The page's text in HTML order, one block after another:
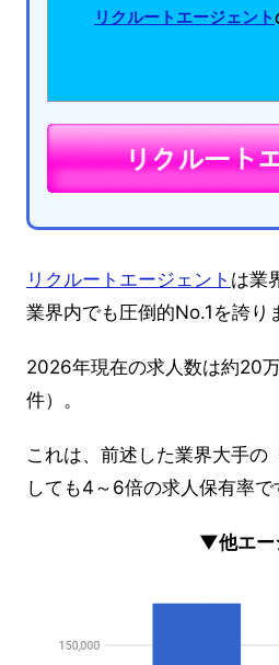
リクルートエージェント
リクルートエージェント は業
業界内でも圧倒的No.1を誇り
2026年現在の求人数は約20
件）。
これは、前述した業界大手の
しても4～6倍の求人保有率で
▼他エ